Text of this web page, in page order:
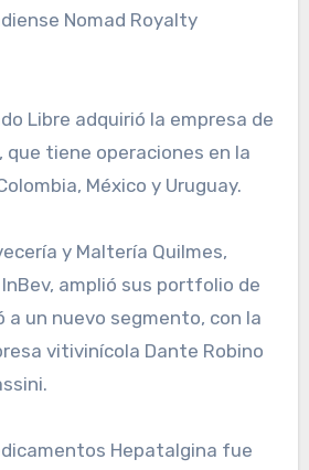
Nomad Royalty
Libre adquirió la empresa de
tiene operaciones en la
México y Uruguay.
y Maltería Quilmes,
amplió sus portfolio de
un nuevo segmento, con la
vitivinícola Dante Robino
Hepatalgina fue